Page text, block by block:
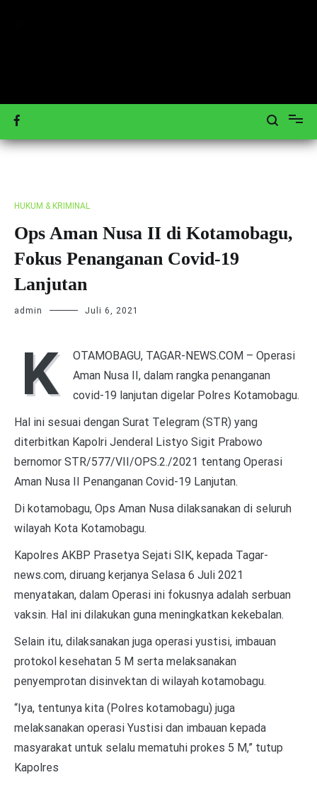
Tagar-News.com
Mengulas Peristiwa Teraktual
HUKUM & KRIMINAL
Ops Aman Nusa II di Kotamobagu,
Fokus Penanganan Covid-19
Lanjutan
admin Juli 6, 2021
K
OTAMOBAGU, TAGAR-NEWS.COM – Operasi
Aman Nusa II, dalam rangka penanganan
covid-19 lanjutan digelar Polres Kotamobagu.
Hal ini sesuai dengan Surat Telegram (STR) yang
diterbitkan Kapolri Jenderal Listyo Sigit Prabowo
bernomor STR/577/VII/OPS.2./2021 tentang Operasi
Aman Nusa II Penanganan Covid-19 Lanjutan.
Di kotamobagu, Ops Aman Nusa dilaksanakan di seluruh
wilayah Kota Kotamobagu.
Kapolres AKBP Prasetya Sejati SIK, kepada Tagar-
news.com, diruang kerjanya Selasa 6 Juli 2021
menyatakan, dalam Operasi ini fokusnya adalah serbuan
vaksin. Hal ini dilakukan guna meningkatkan kekebalan.
Selain itu, dilaksanakan juga operasi yustisi, imbauan
protokol kesehatan 5 M serta melaksanakan
penyemprotan disinvektan di wilayah kotamobagu.
“Iya, tentunya kita (Polres kotamobagu) juga
melaksanakan operasi Yustisi dan imbauan kepada
masyarakat untuk selalu mematuhi prokes 5 M,” tutup
Kapolres